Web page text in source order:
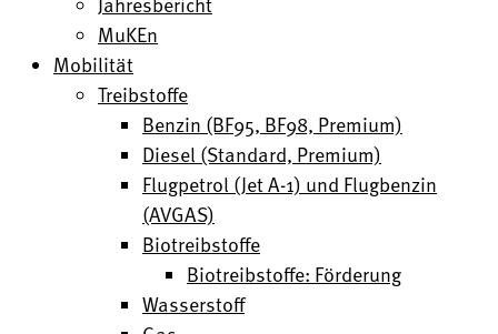
MuKEn
Mobilität
Treibstoffe
Benzin (BF95, BF98, Premium)
Diesel (Standard, Premium)
Flugpetrol (Jet A-1) und Flugbenzin
(AVGAS)
Biotreibstoffe
Biotreibstoffe: Förderung
Wasserstoff